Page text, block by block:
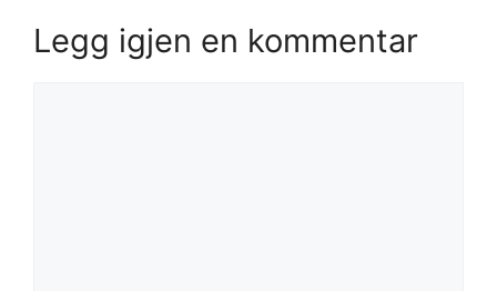
Legg igjen en kommentar